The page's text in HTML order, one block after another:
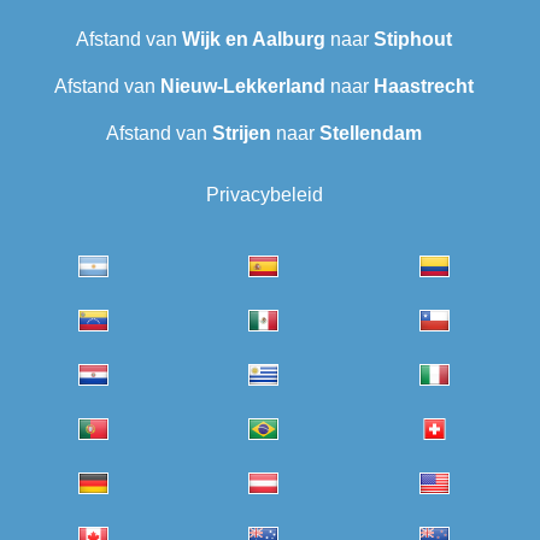
Afstand van Wijk en Aalburg naar Stiphout
Afstand van Nieuw-Lekkerland naar Haastrecht
Afstand van Strijen naar Stellendam
Privacybeleid